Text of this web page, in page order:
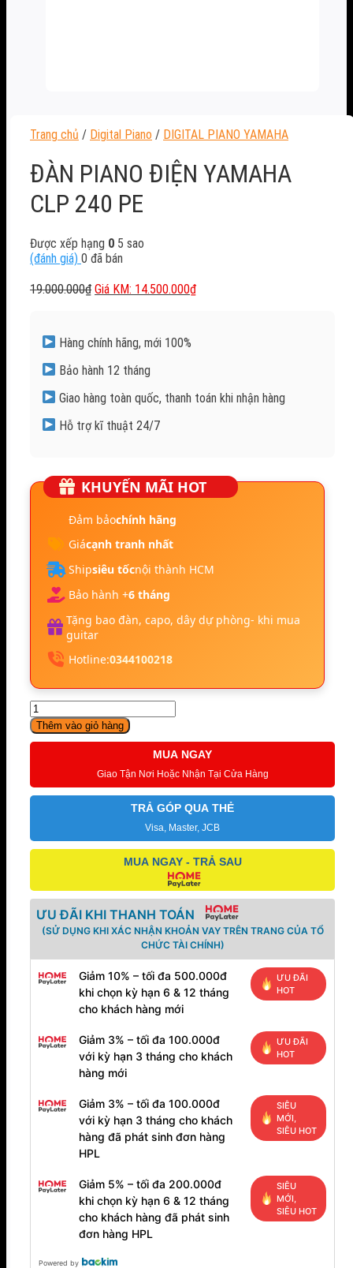
Trang chủ / Digital Piano / DIGITAL PIANO YAMAHA
ĐÀN PIANO ĐIỆN YAMAHA
CLP 240 PE
Được xếp hạng 0 5 sao
(đánh giá) 0 đã bán
19.000.000₫ Giá
19.000.000₫.
14.500.000₫Giá
Hàng chính hãng, mới 100%
Bảo hành 12 tháng
Giao hàng toàn quốc, thanh toán khi nhận hàng
Hỗ trợ kĩ thuật 24/7
KHUYẾN MÃI HOT
Đảm bảochính hãng
Giácạnh tranh nhất
Shipsiêu tốcnội thành HCM
Bảo hành +6 tháng
Tặng bao đàn, capo, dây dự phòng- khi mua
guitar
Hotline:0344100218
Đàn
Piano
Điện
240
Pe
Thêm vào giỏ hàng
MUA NGAY
Giao Tận Nơi Hoặc Nhận Tại Cửa Hàng
TRẢ GÓP QUA THẺ
Visa, Master, JCB
MUA NGAY - TRẢ SAU
ƯU ĐÃI KHI THANH TOÁN
(SỬ DỤNG KHI XÁC NHẬN KHOẢN VAY TRÊN TRANG CỦA TỔ
CHỨC TÀI CHÍNH)
Giảm 10% – tối đa 500.000đ
khi chọn kỳ hạn 6 & 12 tháng
cho khách hàng mới
ƯU ĐÃI
HOT
Giảm 3% – tối đa 100.000đ
với kỳ hạn 3 tháng cho khách
hàng mới
ƯU ĐÃI
HOT
Giảm 3% – tối đa 100.000đ
với kỳ hạn 3 tháng cho khách
hàng đã phát sinh đơn hàng
HPL
SIÊU
MỚI,
SIÊU HOT
Giảm 5% – tối đa 200.000đ
khi chọn kỳ hạn 6 & 12 tháng
cho khách hàng đã phát sinh
đơn hàng HPL
SIÊU
MỚI,
SIÊU HOT
Powered by